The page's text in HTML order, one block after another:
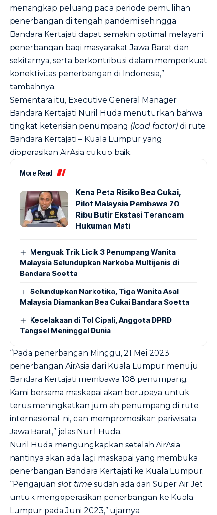
menangkap peluang pada periode pemulihan
penerbangan di tengah pandemi sehingga
Bandara Kertajati dapat semakin optimal melayani
penerbangan bagi masyarakat Jawa Barat dan
sekitarnya, serta berkontribusi dalam memperkuat
konektivitas penerbangan di Indonesia,”
tambahnya.
Sementara itu, Executive General Manager
Bandara Kertajati Nuril Huda menuturkan bahwa
tingkat keterisian penumpang (load factor) di rute
Bandara Kertajati – Kuala Lumpur yang
dioperasikan AirAsia cukup baik.
More Read
Kena Peta Risiko Bea Cukai,
Pilot Malaysia Pembawa 70
Ribu Butir Ekstasi Terancam
Hukuman Mati
Menguak Trik Licik 3 Penumpang Wanita
Malaysia Selundupkan Narkoba Multijenis di
Bandara Soetta
Selundupkan Narkotika, Tiga Wanita Asal
Malaysia Diamankan Bea Cukai Bandara Soetta
Kecelakaan di Tol Cipali, Anggota DPRD
Tangsel Meninggal Dunia
“Pada penerbangan Minggu, 21 Mei 2023,
penerbangan AirAsia dari Kuala Lumpur menuju
Bandara Kertajati membawa 108 penumpang.
Kami bersama maskapai akan berupaya untuk
terus meningkatkan jumlah penumpang di rute
internasional ini, dan mempromosikan pariwisata
Jawa Barat,” jelas Nuril Huda.
Nuril Huda mengungkapkan setelah AirAsia
nantinya akan ada lagi maskapai yang membuka
penerbangan Bandara Kertajati ke Kuala Lumpur.
“Pengajuan slot time sudah ada dari Super Air Jet
untuk mengoperasikan penerbangan ke Kuala
Lumpur pada Juni 2023,” ujarnya.